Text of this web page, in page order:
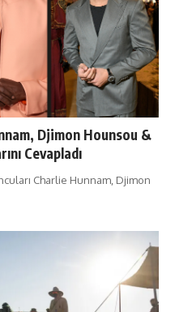
Djimon Hounsou &
Cevapladı
Charlie Hunnam, Djimon